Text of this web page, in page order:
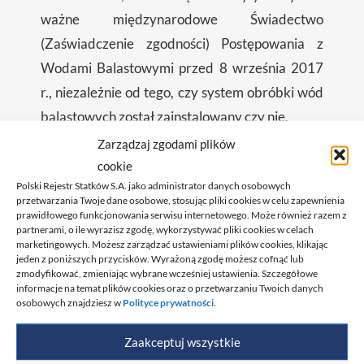
Zarządzaj zgodami plików
cookie
Polski Rejestr Statków S.A. jako administrator danych osobowych
przetwarzania Twoje dane osobowe, stosując pliki cookies w celu zapewnienia
prawidłowego funkcjonowania serwisu internetowego. Może również razem z
partnerami, o ile wyrazisz zgodę, wykorzystywać pliki cookies w celach
marketingowych. Możesz zarządzać ustawieniami plików cookies, klikając
jeden z poniższych przycisków. Wyrażoną zgodę możesz cofnąć lub
zmodyfikować, zmieniając wybrane wcześniej ustawienia. Szczegółowe
informacje na temat plików cookies oraz o przetwarzaniu Twoich danych
osobowych znajdziesz w Polityce prywatności
Zaakceptuj wszystkie
ważne międzynarodowe Świadectwo
(Zaświadczenie zgodności) Postępowania z
Wodami Balastowymi przed 8 września 2017
r., niezależnie od tego, czy system obróbki wód
balastowych został zainstalowany czy nie.
Zatwierdzanie instalacji systemów obróbki
wód balastowych i wydawanie odpowiednich
dokumentów należy do kompetencji
towarzystwa klasyfikacyjnego (np. Polski
Rejestr Statków S.A.), które prowadzi nadzór
konwencyjny nad danym statkiem i i wykonuje
wymagane przeglądy skutkujące
wystawieniem IBWMC.